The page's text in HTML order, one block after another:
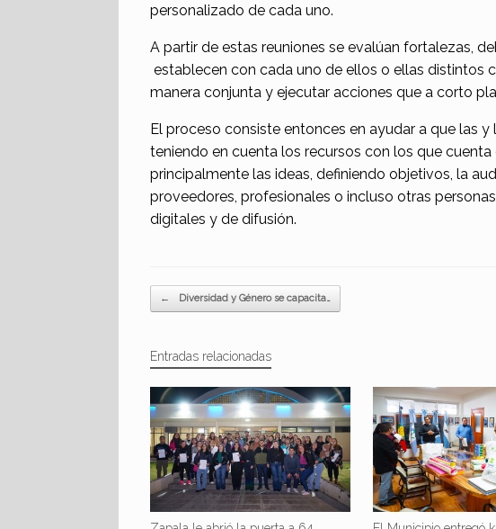
personalizado de cada uno.
A partir de estas reuniones se evalúan fortalezas,
establecen con cada uno de ellos o ellas distintos
manera conjunta y ejecutar acciones que a corto
El proceso consiste entonces en ayudar a que las
teniendo en cuenta los recursos con los que
principalmente las ideas, definiendo objetivos, la
proveedores, profesionales o incluso otras
digitales y de difusión.
Navegador de artículos
← Diversidad y Género se capacita…
Entradas relacionadas